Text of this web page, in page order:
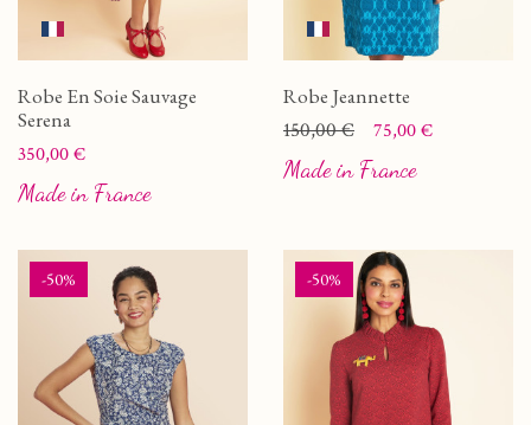
Robe En Soie Sauvage
Serena
Prix
350,00 €
Made in France
Robe Jeannette
Prix
Prix de base
150,00 € 75,00 €
Made in France
-50% -50%